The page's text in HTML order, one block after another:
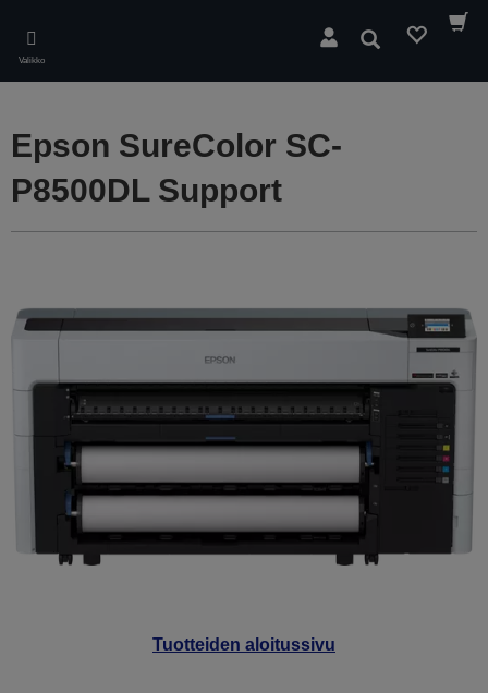
main
content
Valikko
Hae
Tuotteiden aloitussivu
Epson SureColor SC-
P8500DL Support